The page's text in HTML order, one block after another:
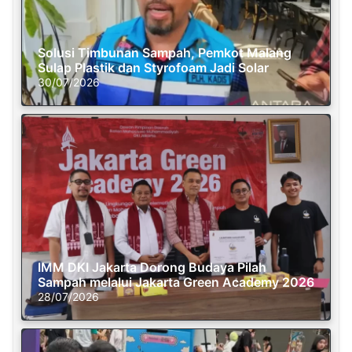
Solusi Timbunan Sampah, Pemkot Malang
Sulap Plastik dan Styrofoam Jadi Solar
30/07/2026
IMM DKI Jakarta Dorong Budaya Pilah
Sampah melalui Jakarta Green Academy 2026
28/07/2026